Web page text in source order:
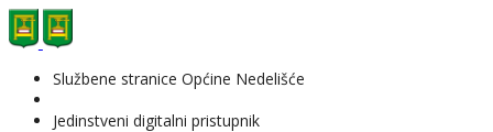
Službene stranice Općine Nedelišće
Jedinstveni digitalni pristupnik